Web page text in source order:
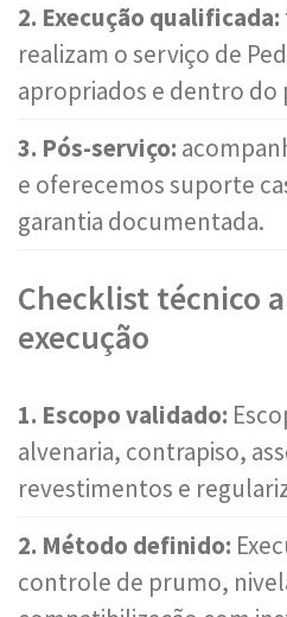
2. Execução qualificada:
realizam o serviço de
apropriados e dentro do
3. Pós-serviço:
e oferecemos suporte
garantia documentada.
Checklist técnico
execução
1. Escopo validado:
alvenaria, contrapiso,
revestimentos e
2. Método definido:
controle de prumo,